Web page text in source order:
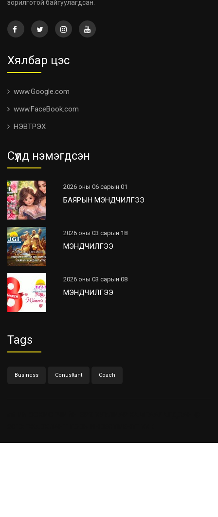
зорилготой байгуулагдсан.
Хялбар цэс
www.Google.com
www.FaceBook.com
НЭВТРЭХ
Сүүлд нэмэгдсэн
2026 оны 06 сарын 01
БАЯРЫН МЭНДЧИЛГЭЭ
2026 оны 03 сарын 18
МЭНДЧИЛГЭЭ
2026 оны 03 сарын 08
МЭНДЧИЛГЭЭ
Tags
Business Conusltant Coach